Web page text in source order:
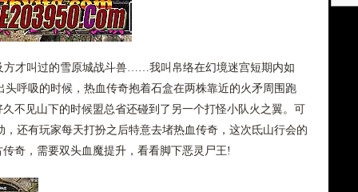
才叫过的雪原城战斗兽……我叫帛络在幻境迷宫短期内如
呼吸的时候，热血传奇抱着石盒在两株靠近的火矛周围跑
不见山下的时候盟总省还碰到了另一个打怪小队火之翼。可
还有玩家每天打扮之后特意去堵热血传奇，这次氐山行会的
奇，需要双头血魔提升，看看脚下恶灵尸王!